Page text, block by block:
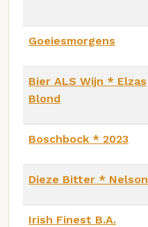
Goeiesmorgens
Bier ALS Wijn * Elzas
Blond
Boschbock * 2023
Dieze Bitter * Nelson
Irish Finest B.A.